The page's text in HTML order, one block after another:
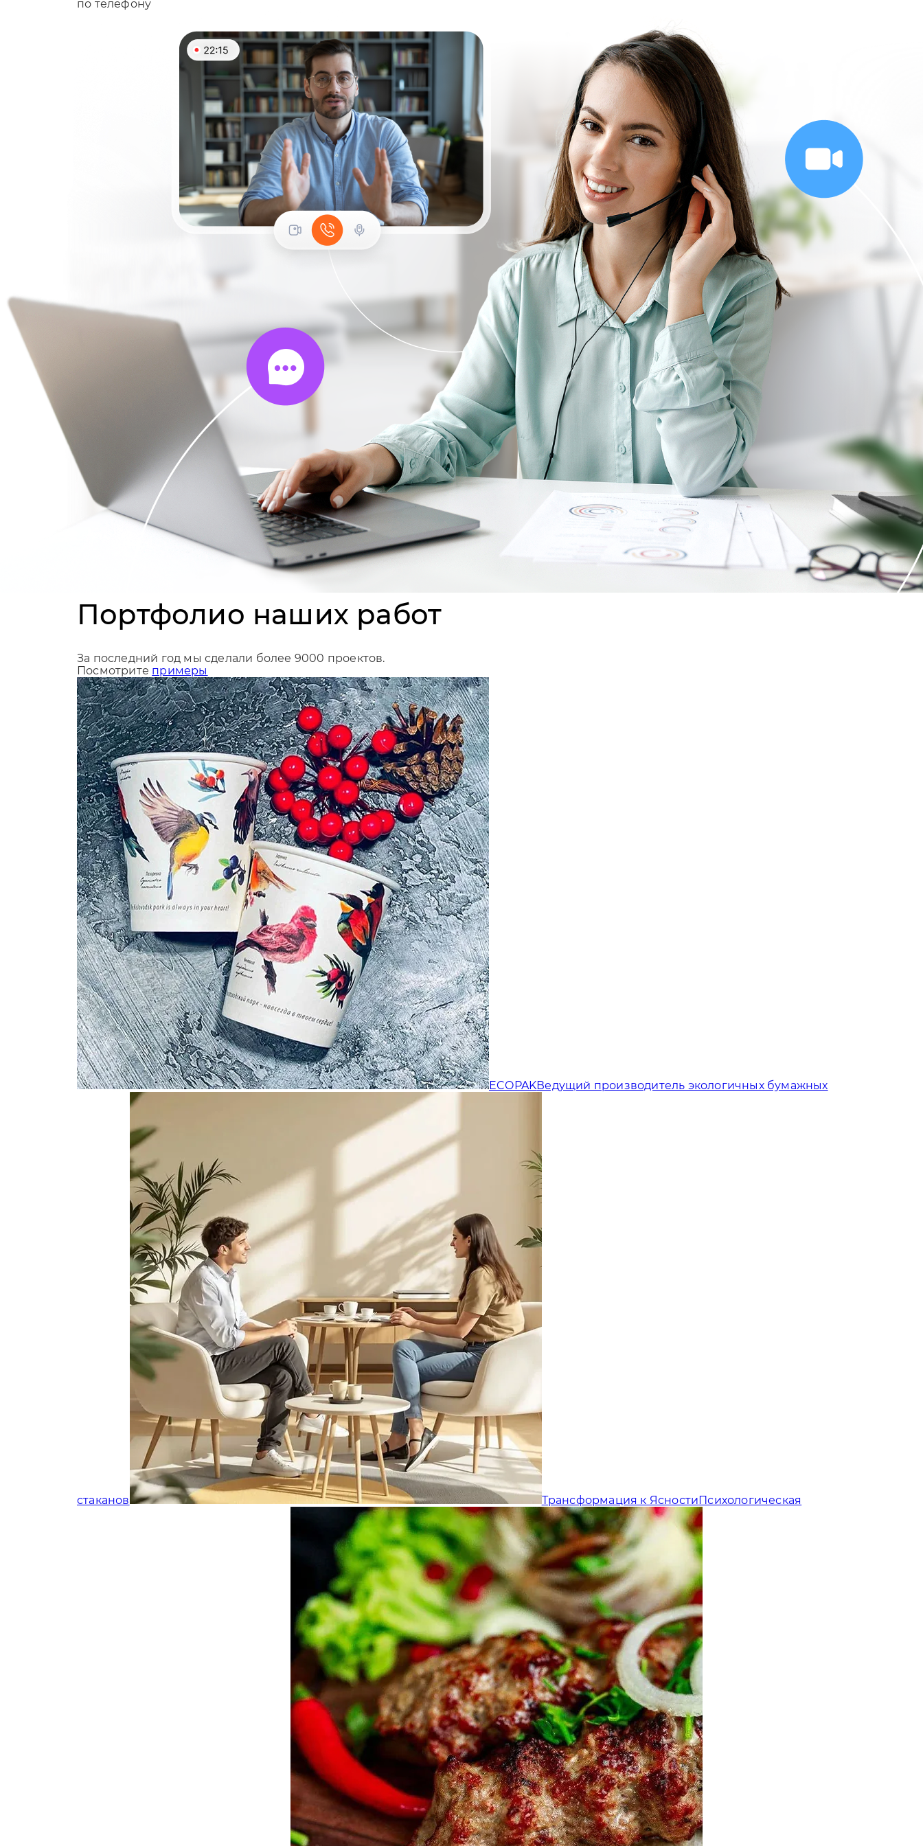
по телефону
Портфолио наших работ
За последний год мы сделали более 9000 проектов.
Посмотрите примеры
ECOPAKВедущий производитель экологичных бумажных
стаканов Трансформация к ЯсностиПсихологическая
Отправляя форму, Вы принимаетеполитику конфиденциальности